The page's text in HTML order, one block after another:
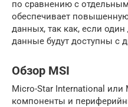
по сравнению с
обеспечивает
данных, так как, если
данные будут доступны с
Обзор MSI
Micro-Star International или
компоненты и